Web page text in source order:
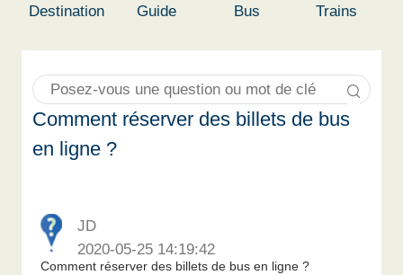
Destination Guide Bus Trains
Comment réserver des billets de bus
en ligne ?
JD
2020-05-25 14:19:42
Comment réserver des billets de bus en ligne ?